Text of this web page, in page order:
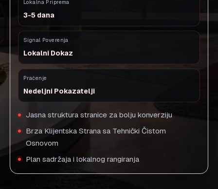
Lokalna Priprema
3-5 dana
Signal Poverenja
Lokalni Dokaz
Praćenje
Nedeljni Pokazatelji
Jasna struktura stranice za bolju konverziju
Brza Klijentska Strana sa Tehnički Čistom
Osnovom
Plan sadržaja i lokalnog rangiranja